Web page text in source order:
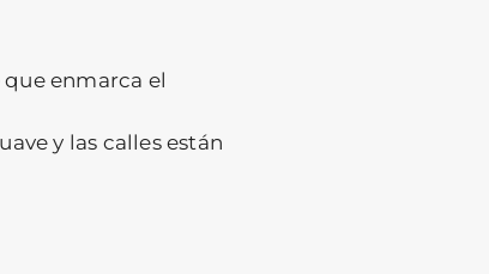
enmarca el
y las calles están